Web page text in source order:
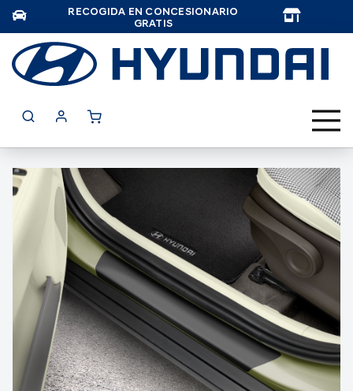
RECOGIDA EN CONCESIONARIO
GRATIS
Saltar
al
galería
de
imágenes